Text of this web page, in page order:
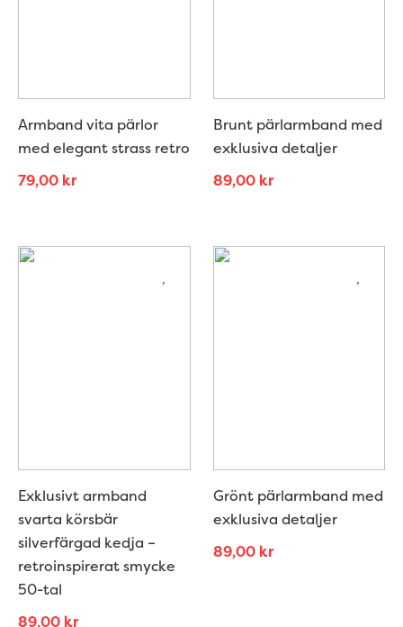
Armband vita pärlor
med elegant strass retro
79,00 kr
Brunt pärlarmband med
exklusiva detaljer
89,00 kr
Exklusivt armband
svarta körsbär
silverfärgad kedja –
retroinspirerat smycke
50-tal
89,00 kr
Grönt pärlarmband med
exklusiva detaljer
89,00 kr